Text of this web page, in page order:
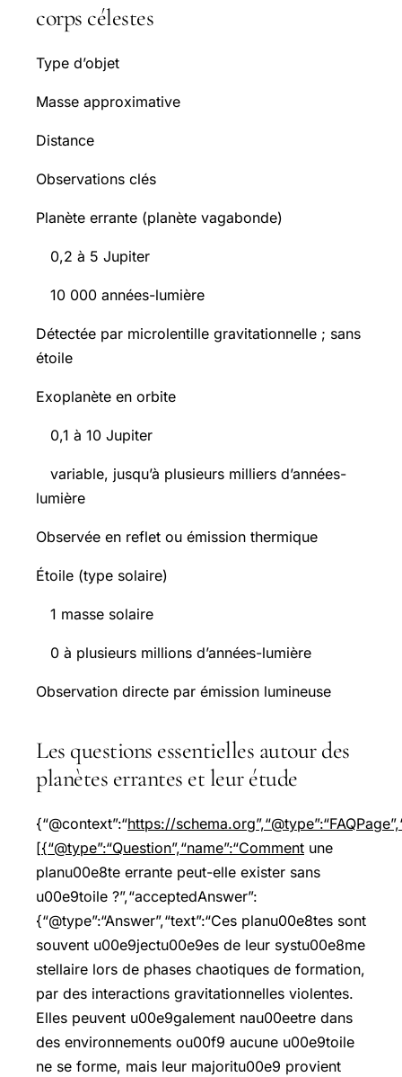
corps célestes
Type d’objet
Masse approximative
Distance
Observations clés
Planète errante (planète vagabonde)
0,2 à 5 Jupiter
10 000 années-lumière
Détectée par microlentille gravitationnelle ; sans
étoile
Exoplanète en orbite
0,1 à 10 Jupiter
variable, jusqu’à plusieurs milliers d’années-
lumière
Observée en reflet ou émission thermique
Étoile (type solaire)
1 masse solaire
0 à plusieurs millions d’années-lumière
Observation directe par émission lumineuse
Les questions essentielles autour des
planètes errantes et leur étude
{“@context”:“https://
[{“@type”:“Question”,“name”:“Comment une
planu00e8te errante peut-elle exister sans
u00e9toile ?”,“acceptedAnswer”:
{“@type”:“Answer”,“text”:“Ces planu00e8tes sont
souvent u00e9jectu00e9es de leur systu00e8me
stellaire lors de phases chaotiques de formation,
par des interactions gravitationnelles violentes.
Elles peuvent u00e9galement nau00eetre dans
des environnements ou00f9 aucune u00e9toile
ne se forme, mais leur majoritu00e9 provient